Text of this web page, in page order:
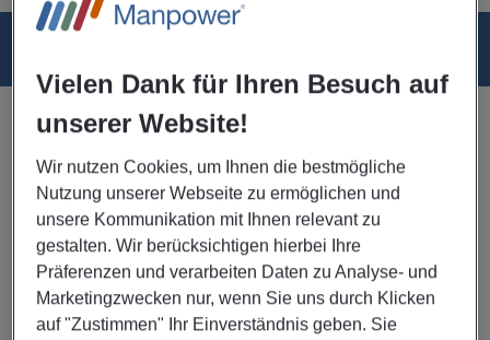
Aktuelle Stellenangebote
de Rang
07/08/2026 Veröffentlichungsdatum
München
Ihr neuer Job als Demichef oder Chef de Rang in
Vollzeit:Bei uns haben Sie beste Perspektiven für
eine sichere Zukunft in der Gastronomie....
Vielen Dank für Ihren Besuch auf
unserer Website!
Wir nutzen Cookies, um Ihnen die bestmögliche
Nutzung unserer Webseite zu ermöglichen und
unsere Kommunikation mit Ihnen relevant zu
gestalten. Wir berücksichtigen hierbei Ihre
Präferenzen und verarbeiten Daten zu Analyse- und
Marketingzwecken nur, wenn Sie uns durch Klicken
auf "Zustimmen" Ihr Einverständnis geben. Sie